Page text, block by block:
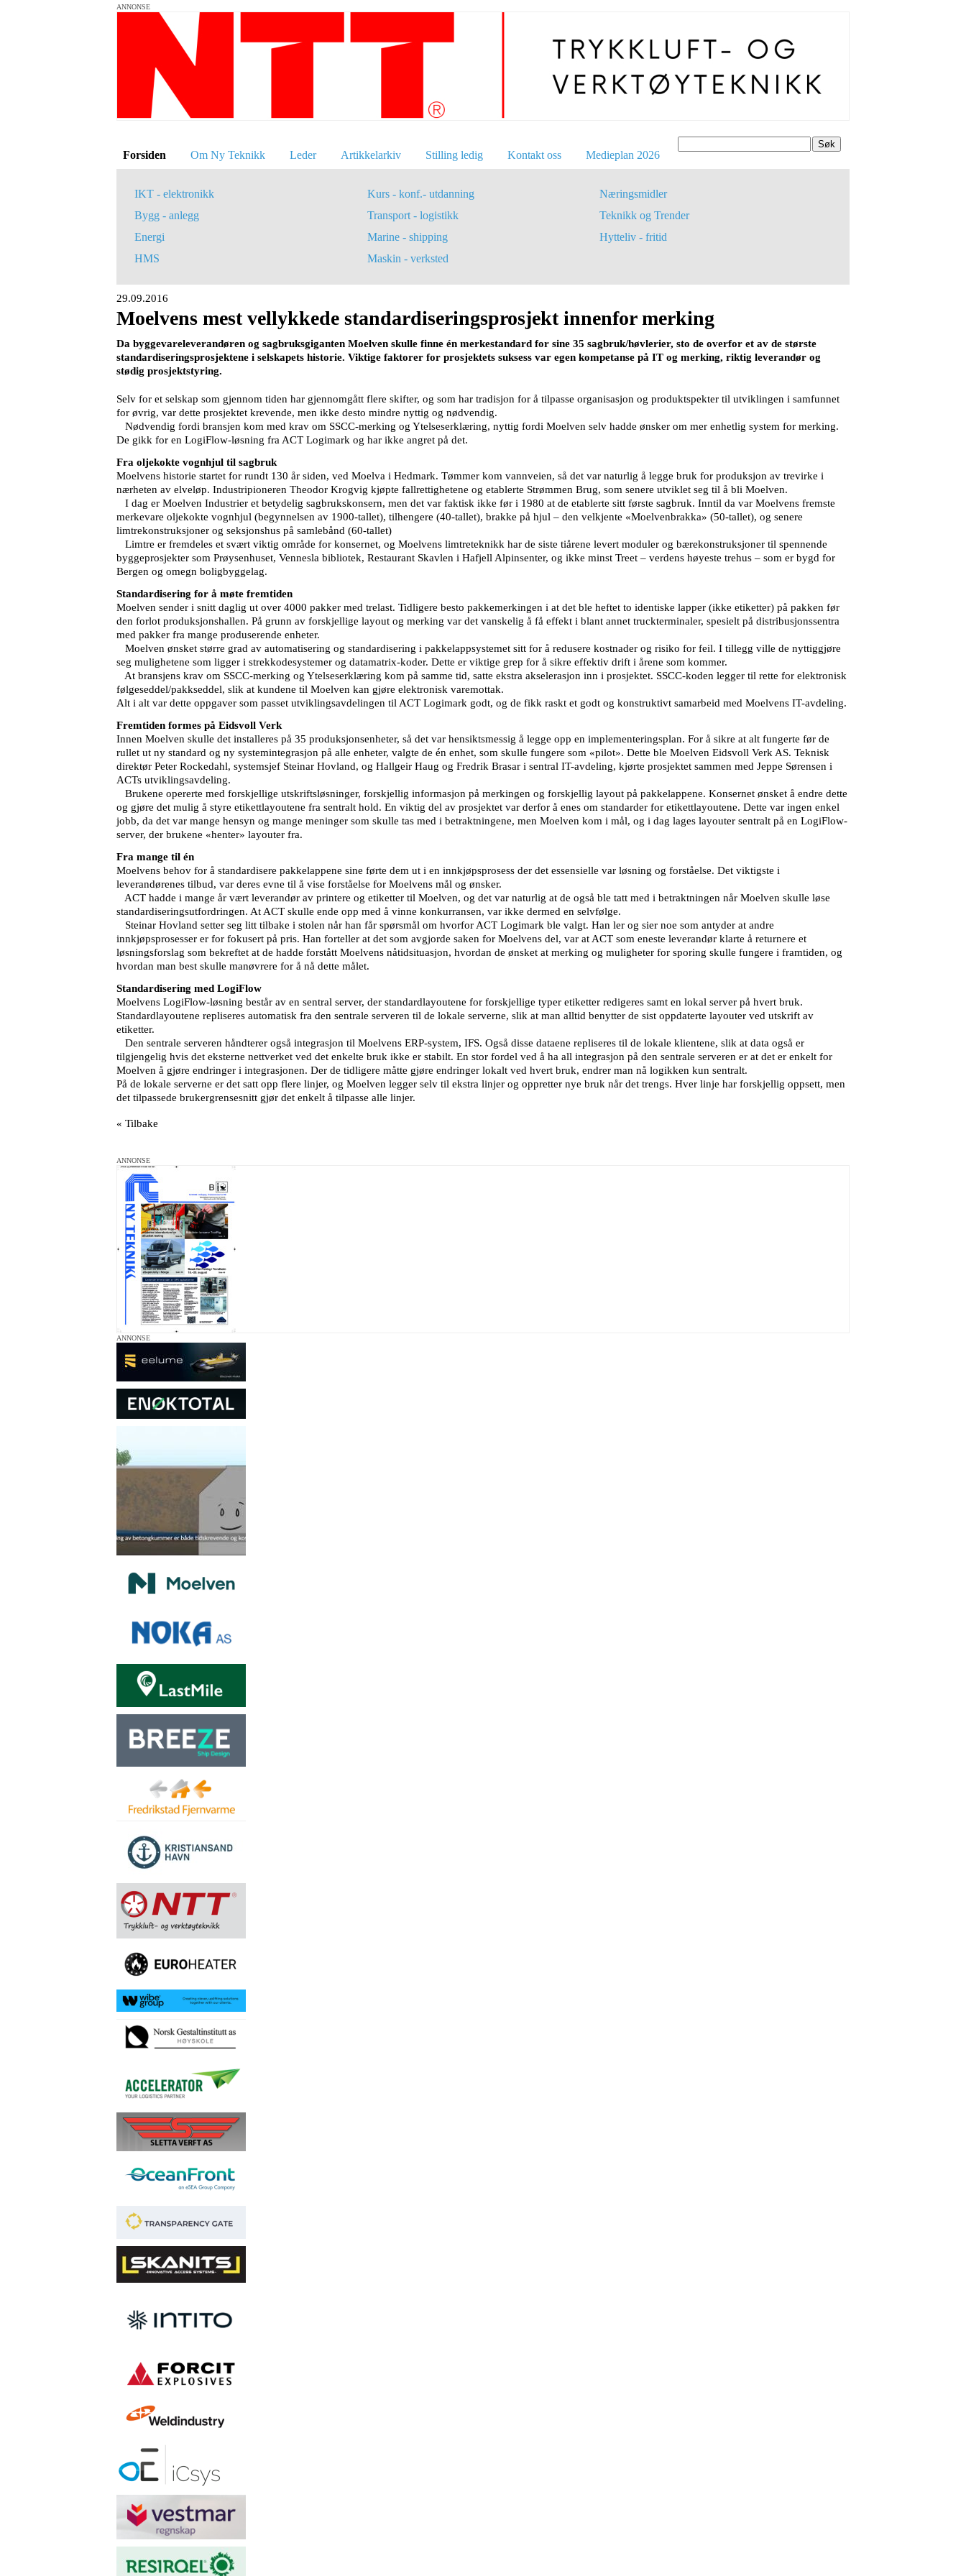
ANNONSE
Søk
Forsiden Om Ny Teknikk Leder Artikkelarkiv Stilling ledig Kontakt oss Medieplan 2026
IKT - elektronikk
Bygg - anlegg
Energi
HMS
Kurs - konf.- utdanning
Transport - logistikk
Marine - shipping
Maskin - verksted
Næringsmidler
Teknikk og Trender
Hytteliv - fritid
29.09.2016
Moelvens mest vellykkede standardiseringsprosjekt innenfor merking
Da byggevareleverandøren og sagbruksgiganten Moelven skulle finne én merkestandard for sine 35 sagbruk/høvlerier, sto de overfor et av de største
standardiseringsprosjektene i selskapets historie. Viktige faktorer for prosjektets suksess var egen kompetanse på IT og merking, riktig leverandør og
stødig prosjektstyring.
Selv for et selskap som gjennom tiden har gjennomgått flere skifter, og som har tradisjon for å tilpasse organisasjon og produktspekter til utviklingen i samfunnet
for øvrig, var dette prosjektet krevende, men ikke desto mindre nyttig og nødvendig.
Nødvendig fordi bransjen kom med krav om SSCC-merking og Ytelseserklæring, nyttig fordi Moelven selv hadde ønsker om mer enhetlig system for merking.
De gikk for en LogiFlow-løsning fra ACT Logimark og har ikke angret på det.
Fra oljekokte vognhjul til sagbruk
Moelvens historie startet for rundt 130 år siden, ved Moelva i Hedmark. Tømmer kom vannveien, så det var naturlig å legge bruk for produksjon av trevirke i
nærheten av elveløp. Industripioneren Theodor Krogvig kjøpte fallrettighetene og etablerte Strømmen Brug, som senere utviklet seg til å bli Moelven.
I dag er Moelven Industrier et betydelig sagbrukskonsern, men det var faktisk ikke før i 1980 at de etablerte sitt første sagbruk. Inntil da var Moelvens fremste
merkevare oljekokte vognhjul (begynnelsen av 1900-tallet), tilhengere (40-tallet), brakke på hjul – den velkjente «Moelvenbrakka» (50-tallet), og senere
limtrekonstruksjoner og seksjonshus på samlebånd (60-tallet)
Limtre er fremdeles et svært viktig område for konsernet, og Moelvens limtreteknikk har de siste tiårene levert moduler og bærekonstruksjoner til spennende
byggeprosjekter som Prøysenhuset, Vennesla bibliotek, Restaurant Skavlen i Hafjell Alpinsenter, og ikke minst Treet – verdens høyeste trehus – som er bygd for
Bergen og omegn boligbyggelag.
Standardisering for å møte fremtiden
Moelven sender i snitt daglig ut over 4000 pakker med trelast. Tidligere besto pakkemerkingen i at det ble heftet to identiske lapper (ikke etiketter) på pakken før
den forlot produksjonshallen. På grunn av forskjellige layout og merking var det vanskelig å få effekt i blant annet truckterminaler, spesielt på distribusjonssentra
med pakker fra mange produserende enheter.
Moelven ønsket større grad av automatisering og standardisering i pakkelappsystemet sitt for å redusere kostnader og risiko for feil. I tillegg ville de nyttiggjøre
seg mulighetene som ligger i strekkodesystemer og datamatrix-koder. Dette er viktige grep for å sikre effektiv drift i årene som kommer.
At bransjens krav om SSCC-merking og Ytelseserklæring kom på samme tid, satte ekstra akselerasjon inn i prosjektet. SSCC-koden legger til rette for elektronisk
følgeseddel/pakkseddel, slik at kundene til Moelven kan gjøre elektronisk varemottak.
Alt i alt var dette oppgaver som passet utviklingsavdelingen til ACT Logimark godt, og de fikk raskt et godt og konstruktivt samarbeid med Moelvens IT-avdeling.
Fremtiden formes på Eidsvoll Verk
Innen Moelven skulle det installeres på 35 produksjonsenheter, så det var hensiktsmessig å legge opp en implementeringsplan. For å sikre at alt fungerte før de
rullet ut ny standard og ny systemintegrasjon på alle enheter, valgte de én enhet, som skulle fungere som «pilot». Dette ble Moelven Eidsvoll Verk AS. Teknisk
direktør Peter Rockedahl, systemsjef Steinar Hovland, og Hallgeir Haug og Fredrik Brasar i sentral IT-avdeling, kjørte prosjektet sammen med Jeppe Sørensen i
ACTs utviklingsavdeling.
Brukene opererte med forskjellige utskriftsløsninger, forskjellig informasjon på merkingen og forskjellig layout på pakkelappene. Konsernet ønsket å endre dette
og gjøre det mulig å styre etikettlayoutene fra sentralt hold. En viktig del av prosjektet var derfor å enes om standarder for etikettlayoutene. Dette var ingen enkel
jobb, da det var mange hensyn og mange meninger som skulle tas med i betraktningene, men Moelven kom i mål, og i dag lages layouter sentralt på en LogiFlow-
server, der brukene «henter» layouter fra.
Fra mange til én
Moelvens behov for å standardisere pakkelappene sine førte dem ut i en innkjøpsprosess der det essensielle var løsning og forståelse. Det viktigste i
leverandørenes tilbud, var deres evne til å vise forståelse for Moelvens mål og ønsker.
ACT hadde i mange år vært leverandør av printere og etiketter til Moelven, og det var naturlig at de også ble tatt med i betraktningen når Moelven skulle løse
standardiseringsutfordringen. At ACT skulle ende opp med å vinne konkurransen, var ikke dermed en selvfølge.
Steinar Hovland setter seg litt tilbake i stolen når han får spørsmål om hvorfor ACT Logimark ble valgt. Han ler og sier noe som antyder at andre
innkjøpsprosesser er for fokusert på pris. Han forteller at det som avgjorde saken for Moelvens del, var at ACT som eneste leverandør klarte å returnere et
løsningsforslag som bekreftet at de hadde forstått Moelvens nåtidsituasjon, hvordan de ønsket at merking og muligheter for sporing skulle fungere i framtiden, og
hvordan man best skulle manøvrere for å nå dette målet.
Standardisering med LogiFlow
Moelvens LogiFlow-løsning består av en sentral server, der standardlayoutene for forskjellige typer etiketter redigeres samt en lokal server på hvert bruk.
Standardlayoutene repliseres automatisk fra den sentrale serveren til de lokale serverne, slik at man alltid benytter de sist oppdaterte layouter ved utskrift av
etiketter.
Den sentrale serveren håndterer også integrasjon til Moelvens ERP-system, IFS. Også disse dataene repliseres til de lokale klientene, slik at data også er
tilgjengelig hvis det eksterne nettverket ved det enkelte bruk ikke er stabilt. En stor fordel ved å ha all integrasjon på den sentrale serveren er at det er enkelt for
Moelven å gjøre endringer i integrasjonen. Der de tidligere måtte gjøre endringer lokalt ved hvert bruk, endrer man nå logikken kun sentralt.
På de lokale serverne er det satt opp flere linjer, og Moelven legger selv til ekstra linjer og oppretter nye bruk når det trengs. Hver linje har forskjellig oppsett, men
det tilpassede brukergrensesnitt gjør det enkelt å tilpasse alle linjer.
« Tilbake
ANNONSE
ANNONSE